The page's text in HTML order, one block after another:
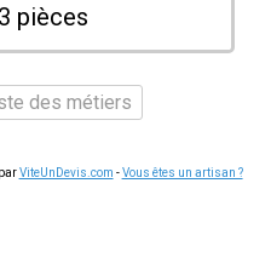
pièces
des métiers
ViteUnDevis.com -Vous êtes un artisan ?